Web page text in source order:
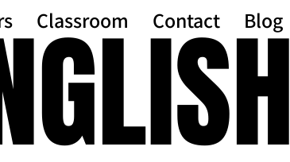
Classroom Contact Blog